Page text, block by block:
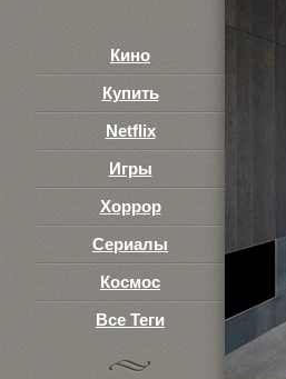
Кино
Купить
Netflix
Игры
Хоррор
Сериалы
Космос
Все Теги